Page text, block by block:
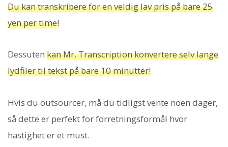
Du kan transkribere for en veldig lav pris på bare 25
yen per time!
Dessuten kan Mr. Transcription konvertere selv lange
lydfiler til tekst på bare 10 minutter!
Hvis du outsourcer, må du tidligst vente noen dager,
så dette er perfekt for forretningsformål hvor
hastighet er et must.